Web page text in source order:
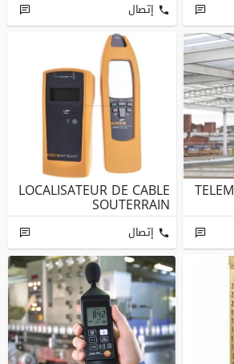
إتصال
LOCALISATEUR DE CABLE
SOUTERRAIN
إتصال